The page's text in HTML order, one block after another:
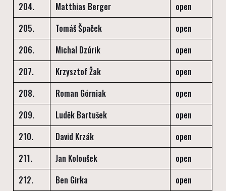
204.
Matthias Berger
open
205.
Tomáš Špaček
open
206.
Michal Dzúrik
open
207.
Krzysztof Žak
open
208.
Roman Górniak
open
209.
Luděk Bartušek
open
210.
David Krzák
open
211.
Jan Koloušek
open
212.
Ben Girka
open